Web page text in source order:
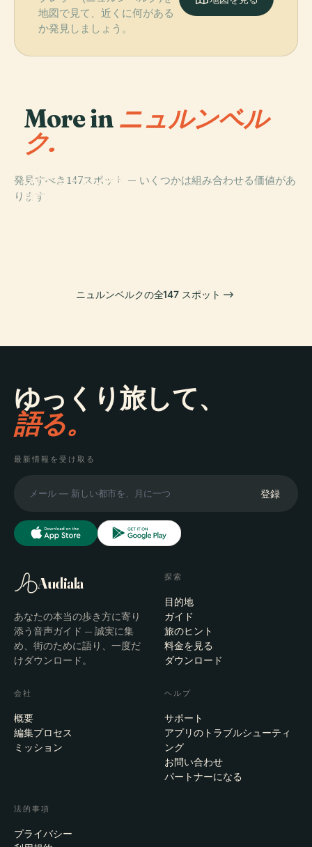
地図で見て、近くに何がある
か発見しましょう。
More in ニュルンベル
ク.
発見すべき147スポット — いくつかは組み合わせる価値があ
ります。
PLACE
ゲルマン国立博
PLACE
ゲルマニック国
立博物館のドイ
ニュルンベルクの全147 スポット
ゆっくり旅して、
語る。
最新情報を受け取る
登録
Audiala
あなたの本当の歩き方に寄り
添う音声ガイド — 誠実に集
め、街のために語り、一度だ
けダウンロード。
探索
目的地
ガイド
旅のヒント
料金を見る
ダウンロード
会社
概要
編集プロセス
ミッション
ヘルプ
サポート
アプリのトラブルシューティ
ング
お問い合わせ
パートナーになる
法的事項
プライバシー